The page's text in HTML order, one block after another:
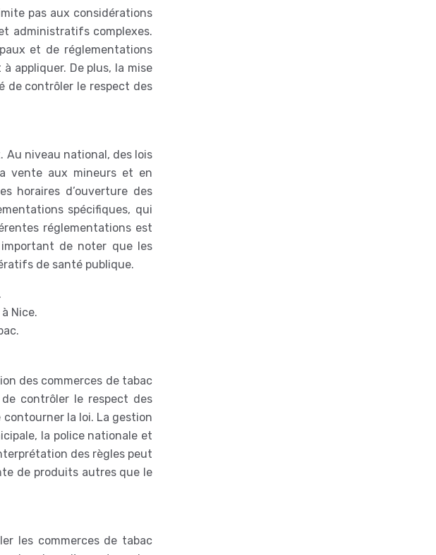
pas aux considérations
administratifs complexes.
et de réglementations
appliquer. De plus, la mise
de contrôler le respect des
niveau national, des lois
vente aux mineurs et en
horaires d’ouverture des
spécifiques, qui
réglementations est
de noter que les
de santé publique.
Nice.
des commerces de tabac
contrôler le respect des
la loi. La gestion
la police nationale et
des règles peut
de produits autres que le
les commerces de tabac